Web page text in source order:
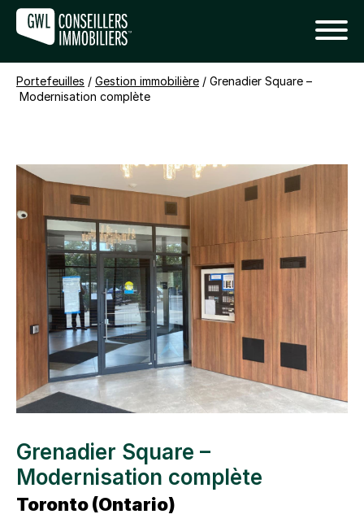
Portefeuilles / Gestion immobilière / Grenadier Square –
Modernisation complète
Grenadier Square –
Modernisation complète
Toronto (Ontario)